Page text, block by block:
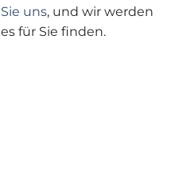
Sie uns, und wir werden
es für Sie finden.